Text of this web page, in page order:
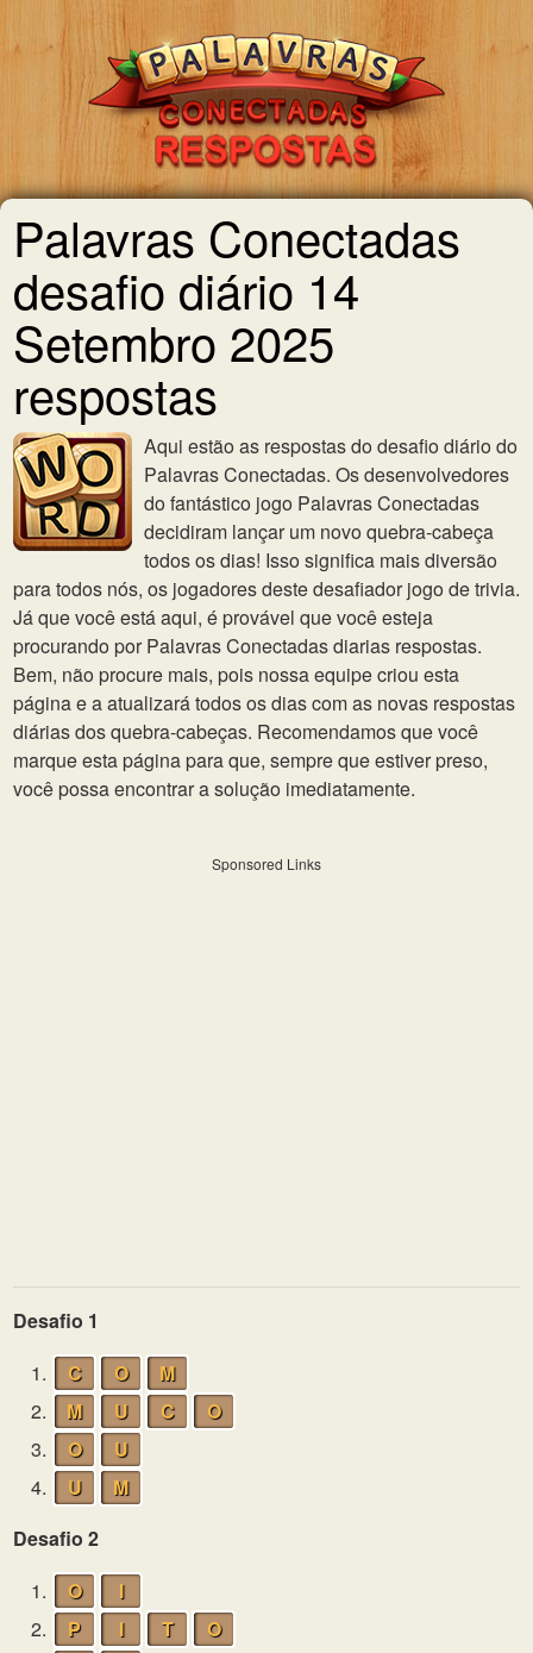
Palavras Conectadas
desafio diário 14
Setembro 2025
respostas
Aqui estão as respostas do desafio diário do
Palavras Conectadas. Os desenvolvedores
do fantástico jogo Palavras Conectadas
decidiram lançar um novo quebra-cabeça
todos os dias! Isso significa mais diversão
para todos nós, os jogadores deste desafiador jogo de trivia.
Já que você está aqui, é provável que você esteja
procurando por Palavras Conectadas diarias respostas.
Bem, não procure mais, pois nossa equipe criou esta
página e a atualizará todos os dias com as novas respostas
diárias dos quebra-cabeças. Recomendamos que você
marque esta página para que, sempre que estiver preso,
você possa encontrar a solução imediatamente.
Sponsored Links
Desafio 1
1.
C O
M
2.
M U C
O
3.
O
U
4.
U
M
Desafio 2
1.
O
I
2.
P I T
O